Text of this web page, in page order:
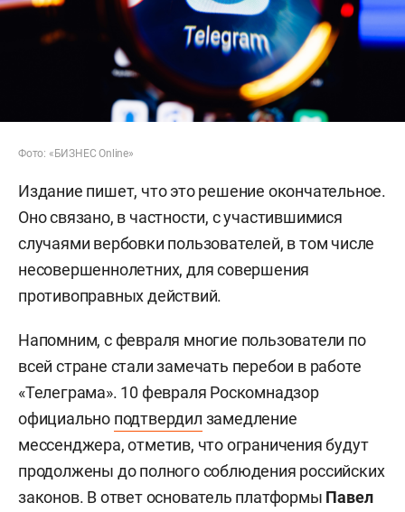
Фото: «БИЗНЕС Online»
Издание пишет, что это решение окончательное.
Оно связано, в частности, с участившимися
случаями вербовки пользователей, в том числе
несовершеннолетних, для совершения
противоправных действий.
Напомним, с февраля многие пользователи по
всей стране стали замечать перебои в работе
«Телеграма». 10 февраля Роскомнадзор
официально подтвердил замедление
мессенджера, отметив, что ограничения будут
продолжены до полного соблюдения российских
законов. В ответ основатель платформы Павел